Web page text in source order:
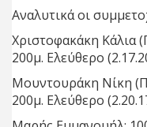
Αναλυτικά οι
Χριστοφακάκη Κάλια
200μ. Ελεύθερο
Μουντουράκη Νίκη
200μ. Ελεύθερο